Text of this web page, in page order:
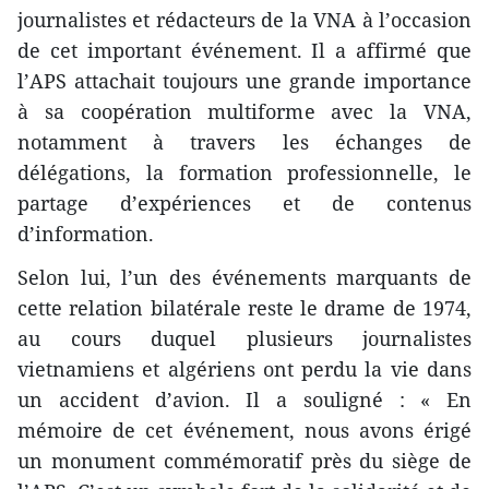
journalistes et rédacteurs de la VNA à l’occasion
de cet important événement. Il a affirmé que
l’APS attachait toujours une grande importance
à sa coopération multiforme avec la VNA,
notamment à travers les échanges de
délégations, la formation professionnelle, le
partage d’expériences et de contenus
d’information.
Selon lui, l’un des événements marquants de
cette relation bilatérale reste le drame de 1974,
au cours duquel plusieurs journalistes
vietnamiens et algériens ont perdu la vie dans
un accident d’avion. Il a souligné : « En
mémoire de cet événement, nous avons érigé
un monument commémoratif près du siège de